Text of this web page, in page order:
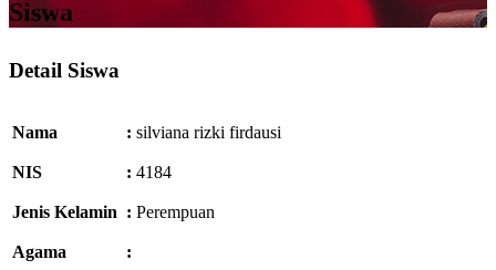
Siswa
Detail Siswa
Nama : silviana rizki firdausi
NIS : 4184
Jenis Kelamin : Perempuan
Agama :